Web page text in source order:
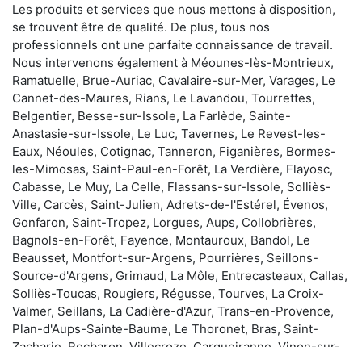
Les produits et services que nous mettons à disposition,
se trouvent être de qualité. De plus, tous nos
professionnels ont une parfaite connaissance de travail.
Nous intervenons également à Méounes-lès-Montrieux,
Ramatuelle, Brue-Auriac, Cavalaire-sur-Mer, Varages, Le
Cannet-des-Maures, Rians, Le Lavandou, Tourrettes,
Belgentier, Besse-sur-Issole, La Farlède, Sainte-
Anastasie-sur-Issole, Le Luc, Tavernes, Le Revest-les-
Eaux, Néoules, Cotignac, Tanneron, Figanières, Bormes-
les-Mimosas, Saint-Paul-en-Forêt, La Verdière, Flayosc,
Cabasse, Le Muy, La Celle, Flassans-sur-Issole, Solliès-
Ville, Carcès, Saint-Julien, Adrets-de-l'Estérel, Évenos,
Gonfaron, Saint-Tropez, Lorgues, Aups, Collobrières,
Bagnols-en-Forêt, Fayence, Montauroux, Bandol, Le
Beausset, Montfort-sur-Argens, Pourrières, Seillons-
Source-d'Argens, Grimaud, La Môle, Entrecasteaux, Callas,
Solliès-Toucas, Rougiers, Régusse, Tourves, La Croix-
Valmer, Seillans, La Cadière-d'Azur, Trans-en-Provence,
Plan-d'Aups-Sainte-Baume, Le Thoronet, Bras, Saint-